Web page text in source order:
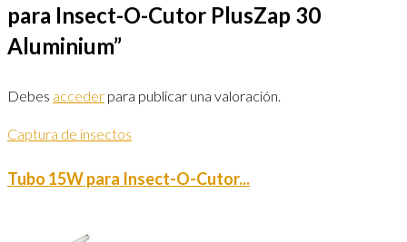
para Insect-O-Cutor PlusZap 30
Aluminium”
Debes acceder para publicar una valoración.
Captura de insectos
Tubo 15W para Insect-O-Cutor...